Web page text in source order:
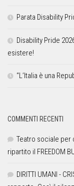
Parata Disability
Disability Pride
esistere!
“L’Italia è una
COMMENTI RECENTI
Teatro sociale per
ripartito il FREEDOM
DIRITTI UMANI -